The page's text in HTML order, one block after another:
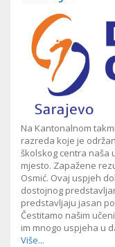
Na Kantonalnom
razreda koje je
školskog centra naša
mjesto. Zapažene
Osmić. Ovaj uspjeh
dostojnog
predstavljaju jasan
Čestitamo našim
im mnogo uspjeha u
Više...